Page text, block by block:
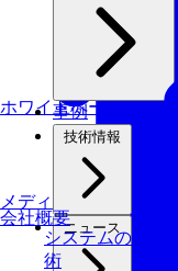
ホワイトペーパー
メディアライブラリ
事例
技術情報
ニュース
会社概要
システムの仕事
術